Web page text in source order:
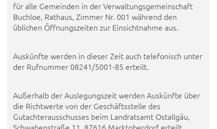
für alle Gemeinden in der Verwaltungsgemeinschaft
Buchloe, Rathaus, Zimmer Nr. 001 während den
üblichen Öffnungszeiten zur Einsichtnahme aus.
Auskünfte werden in dieser Zeit auch telefonisch unter
der Rufnummer 08241/5001-85 erteilt.
Außerhalb der Auslegungszeit werden Auskünfte über
die Richtwerte von der Geschäftsstelle des
Gutachterausschusses beim Landratsamt Ostallgäu,